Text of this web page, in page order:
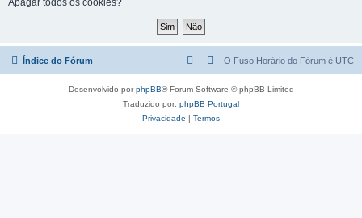
a
Apagar todos os cookies?
Índice do Fórum O Fuso Horário do Fórum é UTC
Desenvolvido porphpBB® Forum Software © phpBB Limited
Traduzido por: phpBB Portugal
Privacidade | Termos